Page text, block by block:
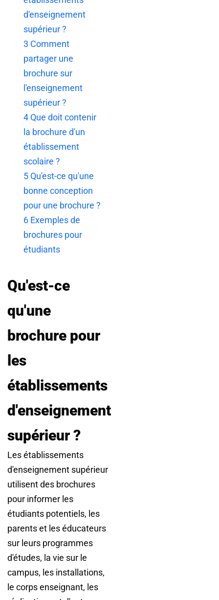
d'enseignement
supérieur ?
3 Comment
partager une
brochure sur
l'enseignement
supérieur ?
4 Que doit contenir
la brochure d'un
établissement
scolaire ?
5 Qu'est-ce qu'une
bonne conception
pour une brochure ?
6 Exemples de
brochures pour
étudiants
Qu'est-ce
qu'une
brochure pour
les
établissements
d'enseignement
supérieur ?
Les établissements
d'enseignement supérieur
utilisent des brochures
pour informer les
étudiants potentiels, les
parents et les éducateurs
sur leurs programmes
d'études, la vie sur le
campus, les installations,
le corps enseignant, les